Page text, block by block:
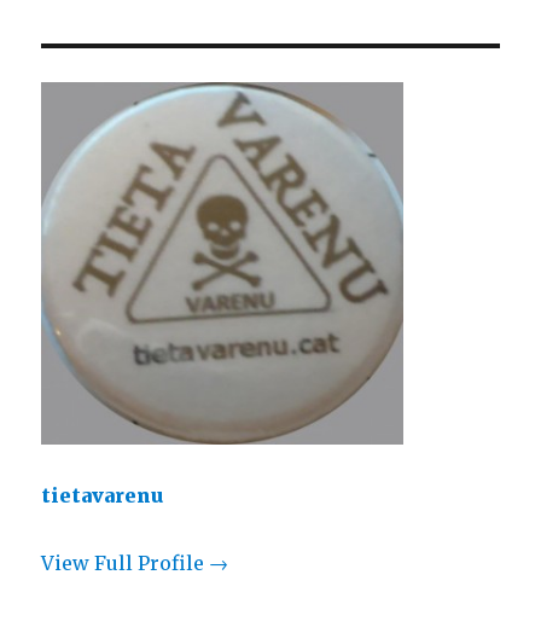
tietavarenu
View Full Profile →